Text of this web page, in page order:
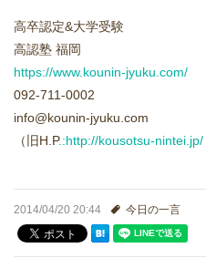
高認塾ブログ
進学実績
生徒さんの声
高卒認定&大学受験
高認塾 福岡
https://www.kounin-jyuku.com/
092-711-0002
info@kounin-jyuku.com
（旧H.P.:http://kousotsu-nintei.jp/
2014/04/20 20:44 今日の一言